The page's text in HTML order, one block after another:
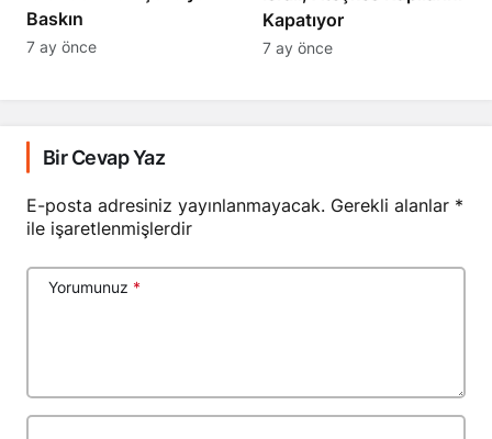
Baskın
7 ay önce
Kapatıyor
7 ay önce
Bir Cevap Yaz
E-posta adresiniz yayınlanmayacak. Gerekli alanlar *
ile işaretlenmişlerdir
Yorumunuz *